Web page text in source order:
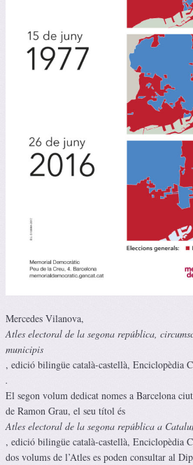
Mercedes Vilanova,
Atles electoral de la segona república,
municipis
, edició bilingüe català-castellà, Enciclopèdia
.
El segon volum dedicat nomes a Barcelona
de Ramon Grau, el seu títol és
Atles electoral de la segona república a
, edició bilingüe català-castellà, Enciclopèdia
dos volums de l’Atles es poden consultar al